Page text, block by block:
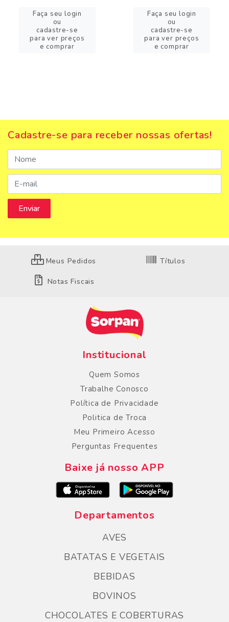
Faça seu login
ou
cadastre-se
para ver preços
e comprar
Faça seu login
ou
cadastre-se
para ver preços
e comprar
Cadastre-se para receber nossas ofertas!
Meus Pedidos Títulos
Notas Fiscais
Institucional
Quem Somos
Trabalhe Conosco
Política de Privacidade
Politica de Troca
Meu Primeiro Acesso
Perguntas Frequentes
Baixe já nosso APP
Departamentos
AVES
BATATAS E VEGETAIS
BEBIDAS
BOVINOS
CHOCOLATES E COBERTURAS